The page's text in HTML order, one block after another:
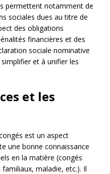
permettent notamment de
sociales dues au titre de
des obligations
financières et des
sociale nominative
et à unifier les
et les
est un aspect
une bonne connaissance
en la matière (congés
maladie, etc.). Il